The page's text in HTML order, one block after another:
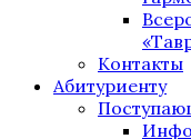
Контакты
Абитуриенту